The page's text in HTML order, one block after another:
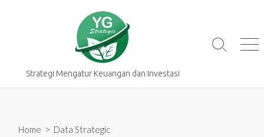
Strategi Mengatur Keuangan dan Investasi
Search
Home > Data Strategic